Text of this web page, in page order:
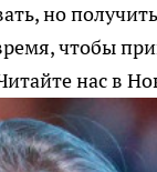
но получить
чтобы
нас в